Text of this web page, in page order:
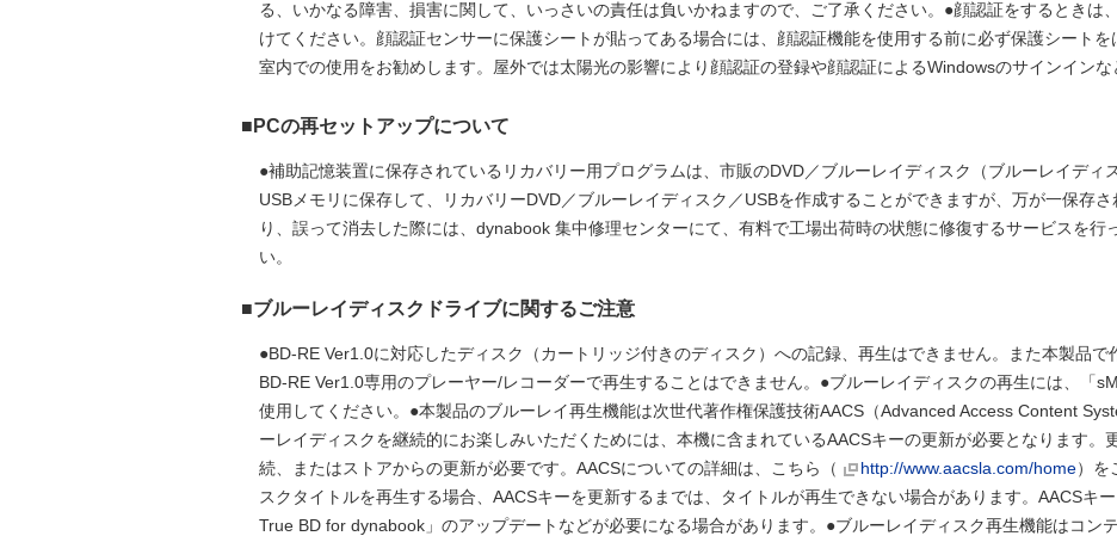
る、いかなる障害、損害に関して、いっさいの責任は負いかねますので、ご了承ください。●顔認証をするときは
けてください。顔認証センサーに保護シートが貼ってある場合には、顔認証機能を使用する前に必ず保護シート
室内での使用をお勧めします。屋外では太陽光の影響により顔認証の登録や顔認証によるWindowsのサインインな
■PCの再セットアップについて
●補助記憶装置に保存されているリカバリー用プログラムは、市販のDVD／ブルーレイディスク（ブルーレイディ
USBメモリに保存して、リカバリーDVD／ブルーレイディスク／USBを作成することができますが、万が一保存
り、誤って消去した際には、dynabook 集中修理センターにて、有料で工場出荷時の状態に修復するサービスを行
い。
■ブルーレイディスクドライブに関するご注意
●BD-RE Ver1.0に対応したディスク（カートリッジ付きのディスク）への記録、再生はできません。また本製品で
BD-RE Ver1.0専用のプレーヤー/レコーダーで再生することはできません。●ブルーレイディスクの再生には、「
使用してください。●本製品のブルーレイ再生機能は次世代著作権保護技術AACS（Advanced Access Content
ーレイディスクを継続的にお楽しみいただくためには、本機に含まれているAACSキーの更新が必要となります。
続、またはストアからの更新が必要です。AACSについての詳細は、こちら（
http://www.aacsla.com/home）を
スクタイトルを再生する場合、AACSキーを更新するまでは、タイトルが再生できない場合があります。AACSキ
True BD for dynabook」のアップデートなどが必要になる場合があります。●ブルーレイディスク再生機能はコン